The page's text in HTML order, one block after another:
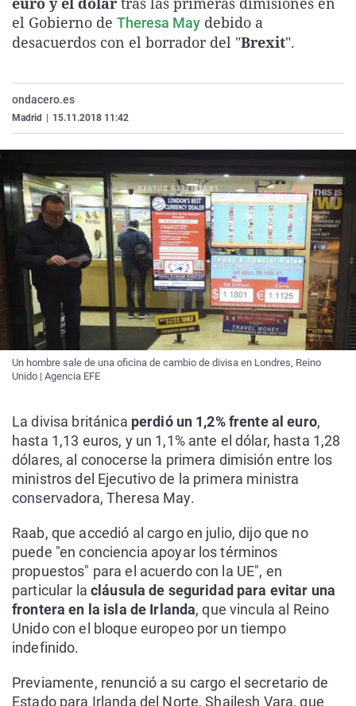
La rosa de los vientos
Gente viajera
Caso
Retornados
Extremadura
Galicia
Virales
Televisión
el Gobierno de Theresa May debido a
desacuerdos con el borrador del "Brexit".
ondacero.es
Madrid 15.11.2018 11:42
Un hombre sale de una oficina de cambio de divisa en Londres, Reino
Unido | Agencia EFE
La divisa británica perdió un 1,2% frente al euro,
hasta 1,13 euros, y un 1,1% ante el dólar, hasta 1,28
dólares, al conocerse la primera dimisión entre los
ministros del Ejecutivo de la primera ministra
conservadora, Theresa May.
Raab, que accedió al cargo en julio, dijo que no
puede "en conciencia apoyar los términos
propuestos" para el acuerdo con la UE", en
particular la cláusula de seguridad para evitar una
frontera en la isla de Irlanda, que vincula al Reino
Unido con el bloque europeo por un tiempo
indefinido.
Previamente, renunció a su cargo el secretario de
Estado para Irlanda del Norte, Shailesh Vara, que